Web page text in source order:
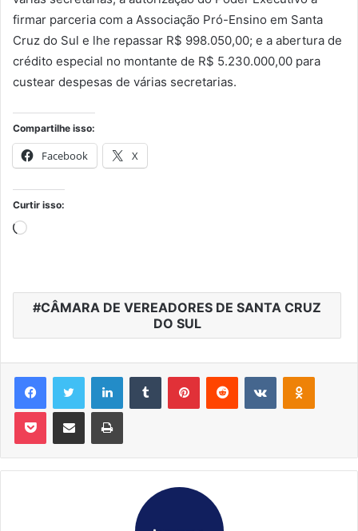
firmar parceria com a Associação Pró-Ensino em Santa
Cruz do Sul e lhe repassar R$ 998.050,00; e a abertura de
crédito especial no montante de R$ 5.230.000,00 para
custear despesas de várias secretarias.
Compartilhe isso:
Facebook X
Curtir isso:
Carregando...
CÂMARA DE VEREADORES DE SANTA CRUZ
DO SUL
FacebookTwitter LinkedinTumblr PinterestReddit VK OK
Pocket Compartilhar via e-mail Imprimir